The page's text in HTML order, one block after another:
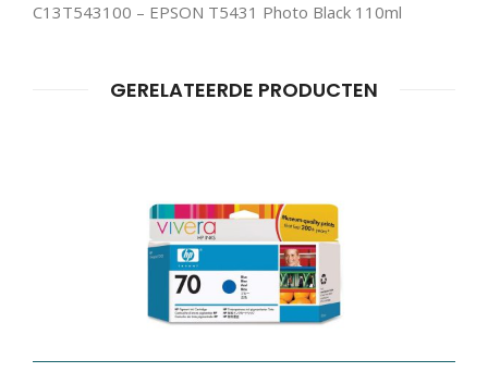
C13T543100 – EPSON T5431 Photo Black 110ml
GERELATEERDE PRODUCTEN